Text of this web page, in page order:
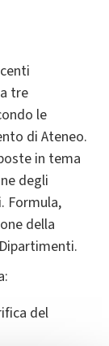
tre
le
di Ateneo.
in tema
degli
Formula,
della
del